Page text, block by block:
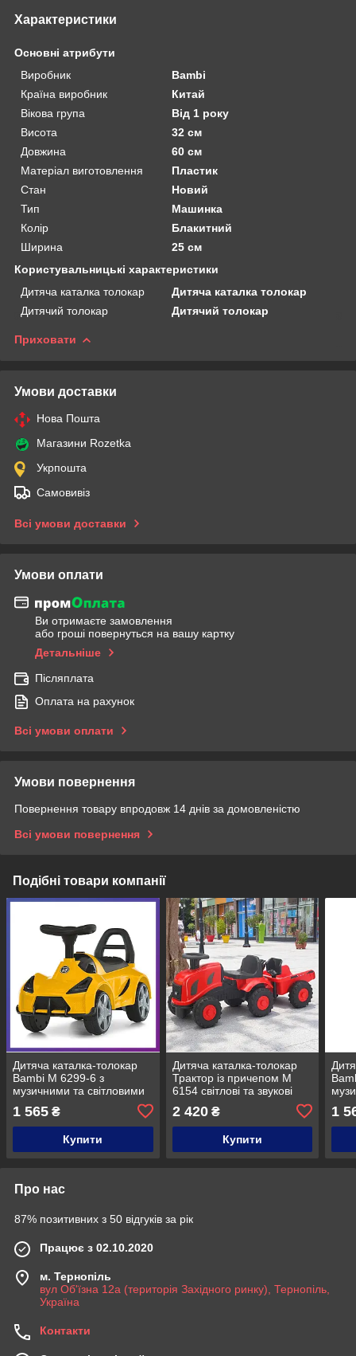
Характеристики
Основні атрибути
Виробник
Bambi
Країна виробник
Китай
Вікова група
Від 1 року
Висота
32 см
Довжина
60 см
Матеріал виготовлення
Пластик
Стан
Новий
Тип
Машинка
Колір
Блакитний
Ширина
25 см
Користувальницькі характеристики
Дитяча каталка толокар
Дитяча каталка толокар
Дитячий толокар
Дитячий толокар
Приховати
Умови доставки
Нова Пошта
Магазини Rozetka
Укрпошта
Самовивіз
Всі умови доставки
Умови оплати
Ви отримаєте замовлення
або гроші повернуться на вашу картку
Детальніше
Післяплата
Оплата на рахунок
Всі умови оплати
Умови повернення
Повернення товару впродовж 14 днів за домовленістю
Всі умови повернення
Подібні товари компанії
Дитяча каталка-толокар
Bambi M 6299-6 з
музичними та світловими
1 565 ₴
Купити
Дитяча каталка-толокар
Трактор із причепом M
6154 світлові та звукові
2 420₴
Купити
1
Про нас
87% позитивних з 50 відгуків за рік
Працює з 02.10.2020
м. Тернопіль
вул Об'їзна 12а (територія Західного ринку), Тернопіль,
Україна
Контакти